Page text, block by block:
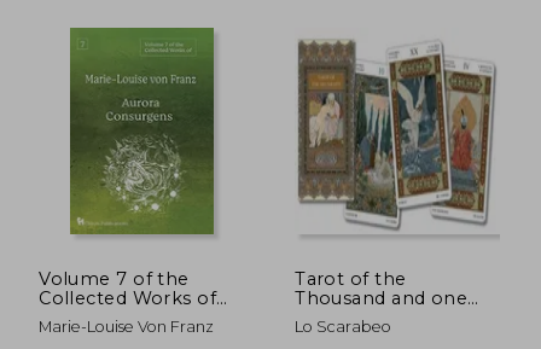
45%
dcto.
$ 158.772
$ 87.325
45%
dcto.
Volume 7 of the
Collected Works of
Marie-Louise von
Franz: Aurora
Marie-Louise Von Franz
Tarot of the
Thousand and one
Nights (en Inglés)
Lo Scarabeo